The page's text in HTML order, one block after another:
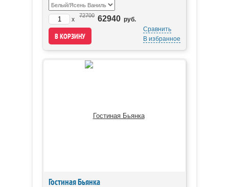
x
72700 62940 руб.
Сравнить
В избранное
Гостиная Бьянка